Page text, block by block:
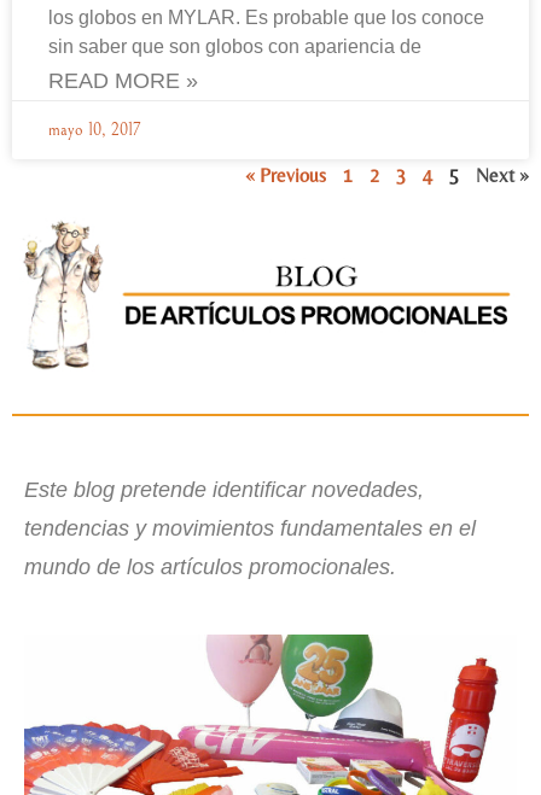
los globos en MYLAR. Es probable que los conoce
sin saber que son globos con apariencia de
READ MORE »
mayo 10, 2017
« Previous 1 2 3 4 5 Next »
Este blog pretende identificar novedades,
tendencias y movimientos fundamentales en el
mundo de los artículos promocionales.